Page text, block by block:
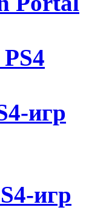
игр
игр